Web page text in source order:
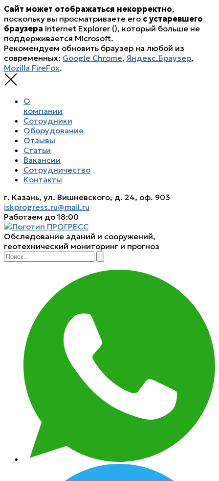
Сайт может отображаться некорректно,
поскольку вы просматриваете его с устаревшего
браузера Internet Explorer (), который больше не
поддерживается Microsoft.
Рекомендуем обновить браузер на любой из
современных: Google Chrome, Яндекс.Браузер,
Mozilla FireFox.
О
компании
Сотрудники
Оборудование
Отзывы
Статьи
Вакансии
Сотрудничество
Контакты
г. Казань, ул. Вишневского, д. 24, оф. 903
iskprogress.ru@mail.ru
Работаем до 18:00
Обследование зданий и сооружений,
геотехнический мониторинг и прогноз